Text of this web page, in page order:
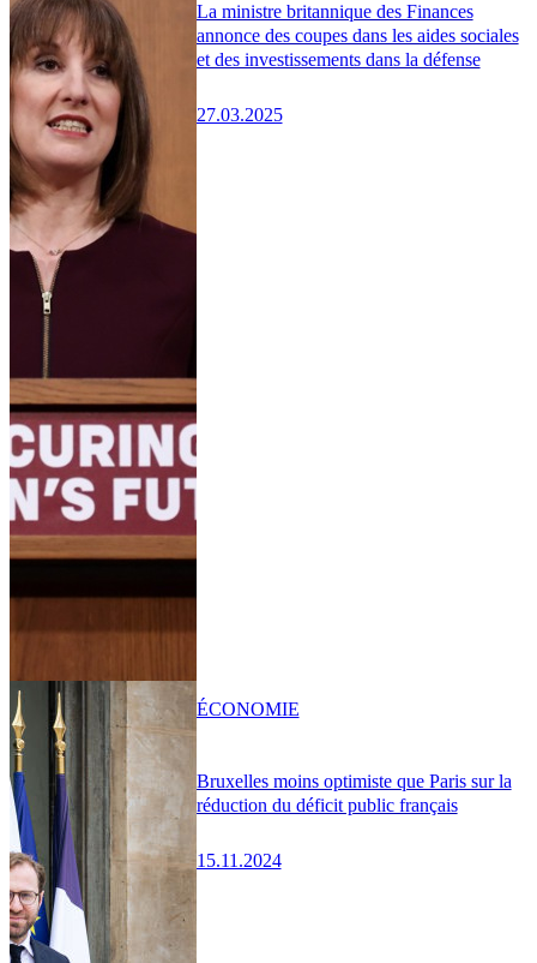
La ministre britannique des Finances
annonce des coupes dans les aides sociales
et des investissements dans la défense
27.03.2025
Bruxelles moins optimiste que Paris sur la
réduction du déficit public français
15.11.2024
ÉCONOMIE